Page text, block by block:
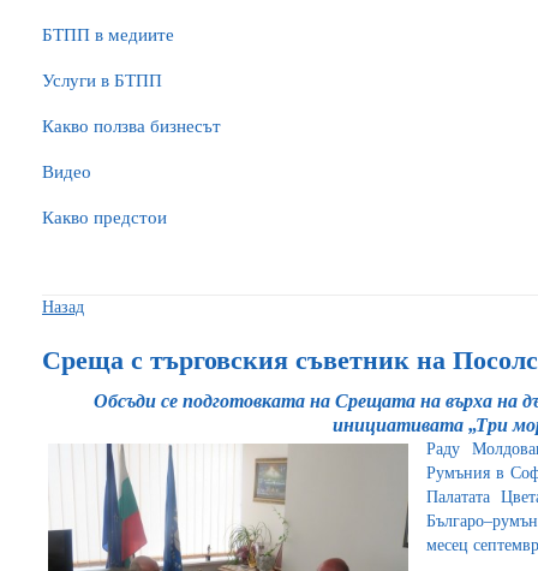
БTПП в медиите
Услуги в БТПП
Какво ползва бизнесът
Видео
Какво предстои
Назад
Среща с търговския съветник на
Обсъди се подготовката на Срещата на върха на
инициативата „Три
Раду
Румъния в
Палатата
месец